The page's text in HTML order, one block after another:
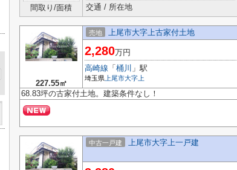
間取り/面積
交通 / 所在地
227.55㎡
売地 上尾市大字上古家付土地
2,280万円
高崎線 「 桶川 」駅
埼玉県 上尾市大字上
68.83坪の古家付土地。建築条件なし！
中古一戸建 上尾市大字上一戸建